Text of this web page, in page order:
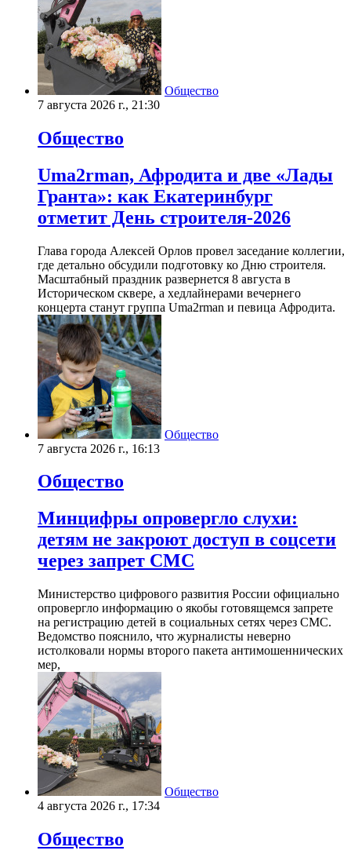
Общество
7 августа 2026 г., 21:30
Общество
Uma2rman, Афродита и две «Лады
Гранта»: как Екатеринбург
отметит День строителя-2026
Глава города Алексей Орлов провел заседание коллегии,
где детально обсудили подготовку ко Дню строителя.
Масштабный праздник развернется 8 августа в
Историческом сквере, а хедлайнерами вечернего
концерта станут группа Uma2rman и певица Афродита.
Общество
7 августа 2026 г., 16:13
Общество
Минцифры опровергло слухи:
детям не закроют доступ в соцсети
через запрет СМС
Министерство цифрового развития России официально
опровергло информацию о якобы готовящемся запрете
на регистрацию детей в социальных сетях через СМС.
Ведомство пояснило, что журналисты неверно
истолковали нормы второго пакета антимошеннических
мер,
Общество
4 августа 2026 г., 17:34
Общество